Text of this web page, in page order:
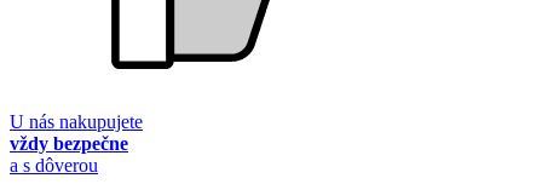
U nás nakupujete
vždy bezpečne
a s dôverou